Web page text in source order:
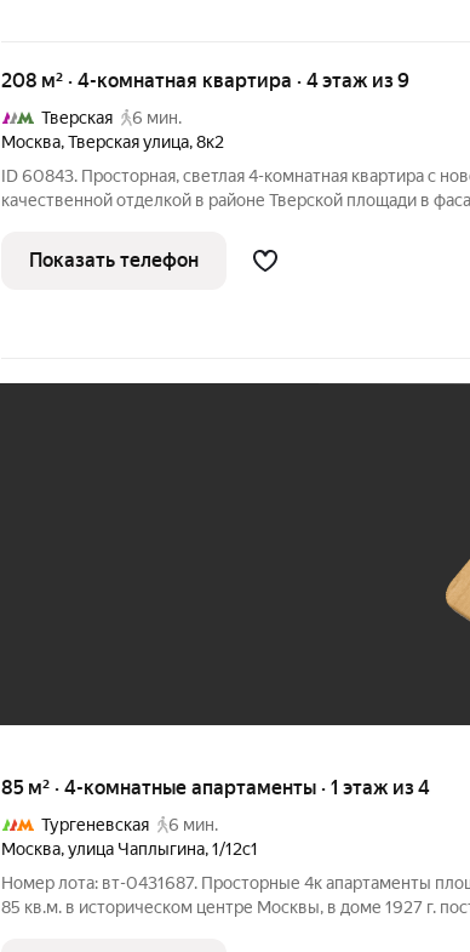
208 м² · 4-комнатная квартира · 4 этаж из 9
Тверская
6 мин.
Москва,Тверская улица,8к2
ID 60843. Просторная, светлая 4-комнатная квартира с
качественной отделкой в районе Тверской площади в
Функциональная планировка: большая гостиная комната,
великолепная кухня со всей
Показать телефон
85 м² · 4-комнатные апартаменты · 1 этаж из 4
Тургеневская
6 мин.
Москва,улица Чаплыгина,1/12с1
Номер лота: вт-0431687. Просторные 4к апартаменты
85 кв.м. в историческом центре Москвы, в доме 1927 г.